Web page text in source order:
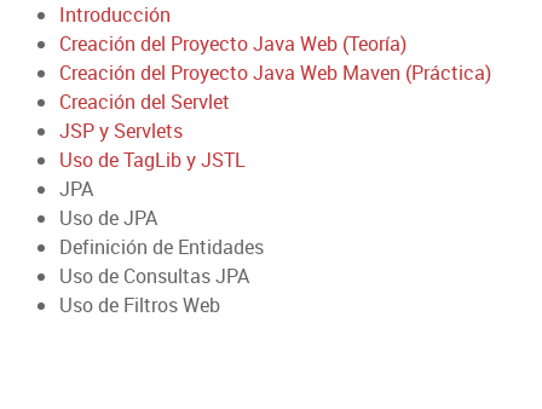
Introducción
Creación del Proyecto Java Web (Teoría)
Creación del Proyecto Java Web Maven (Práctica)
Creación del Servlet
JSP y Servlets
Uso de TagLib y JSTL
JPA
Uso de JPA
Definición de Entidades
Uso de Consultas JPA
Uso de Filtros Web